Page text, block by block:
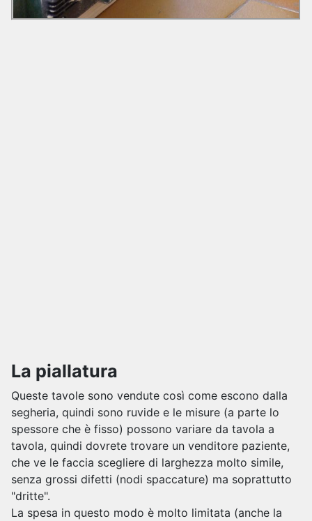
La piallatura
Queste tavole sono vendute così come escono dalla
segheria, quindi sono ruvide e le misure (a parte lo
spessore che è fisso) possono variare da tavola a
tavola, quindi dovrete trovare un venditore paziente,
che ve le faccia scegliere di larghezza molto simile,
senza grossi difetti (nodi spaccature) ma soprattutto
"dritte".
La spesa in questo modo è molto limitata (anche la